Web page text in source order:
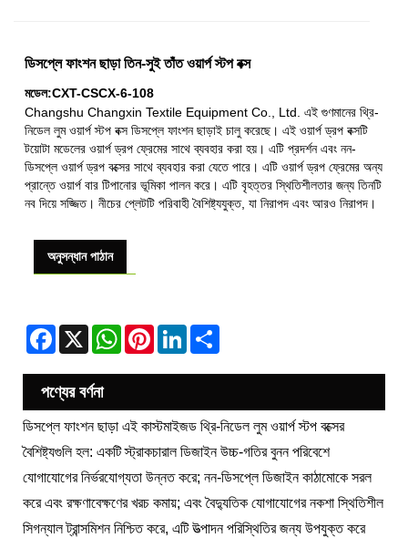
ডিসপ্লে ফাংশন ছাড়া তিন-সুই তাঁত ওয়ার্প স্টপ বক্স
মডেল:CXT-CSCX-6-108
Changshu Changxin Textile Equipment Co., Ltd. এই গুণমানের থ্রি-
নিডেল লুম ওয়ার্প স্টপ বক্স ডিসপ্লে ফাংশন ছাড়াই চালু করেছে। এই ওয়ার্প ড্রপ বক্সটি
টয়োটা মডেলের ওয়ার্প ড্রপ ফ্রেমের সাথে ব্যবহার করা হয়। এটি প্রদর্শন এবং নন-
ডিসপ্লে ওয়ার্প ড্রপ বক্সের সাথে ব্যবহার করা যেতে পারে। এটি ওয়ার্প ড্রপ ফ্রেমের অন্য
প্রান্তে ওয়ার্প বার টিপানোর ভূমিকা পালন করে। এটি বৃহত্তর স্থিতিশীলতার জন্য তিনটি
নব দিয়ে সজ্জিত। নীচের প্লেটটি পরিবাহী বৈশিষ্ট্যযুক্ত, যা নিরাপদ এবং আরও নিরাপদ।
অনুসন্ধান পাঠান
Facebook
X WhatsApp
PinterestLinkedIn
পণ্যের বর্ণনা
ডিসপ্লে ফাংশন ছাড়া এই কাস্টমাইজড থ্রি-নিডেল লুম ওয়ার্প স্টপ বক্সের
বৈশিষ্ট্যগুলি হল: একটি স্ট্রাকচারাল ডিজাইন উচ্চ-গতির বুনন পরিবেশে
যোগাযোগের নির্ভরযোগ্যতা উন্নত করে; নন-ডিসপ্লে ডিজাইন কাঠামোকে সরল
করে এবং রক্ষণাবেক্ষণের খরচ কমায়; এবং বৈদ্যুতিক যোগাযোগের নকশা স্থিতিশীল
সিগন্যাল ট্রান্সমিশন নিশ্চিত করে, এটি উত্পাদন পরিস্থিতির জন্য উপযুক্ত করে